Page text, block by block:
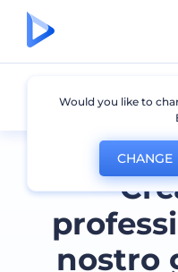
nostro
Tutti i loghi
Would you like to
CHANGE